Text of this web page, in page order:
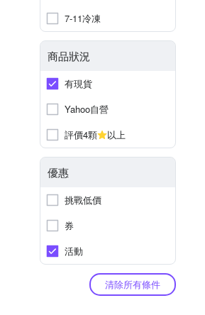
7-11冷凍
商品狀況
有現貨
Yahoo自營
評價4顆
以上
優惠
挑戰低價
券
活動
清除所有條件